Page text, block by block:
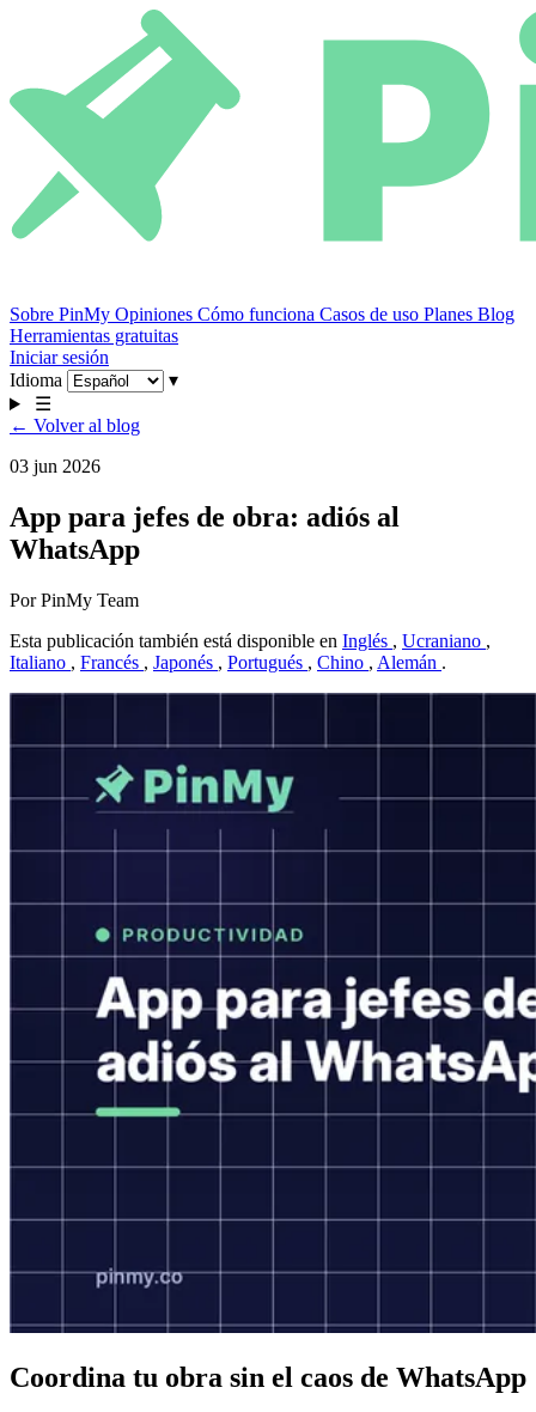
Sobre PinMy Opiniones Cómo funciona Casos de uso Planes Blog
Herramientas gratuitas
Iniciar sesión
Idioma
▾
☰
← Volver al blog
03 jun 2026
App para jefes de obra: adiós al
WhatsApp
Por PinMy Team
Esta publicación también está disponible en Inglés , Ucraniano ,
Italiano , Francés , Japonés , Portugués , Chino , Alemán .
Coordina tu obra sin el caos de WhatsApp